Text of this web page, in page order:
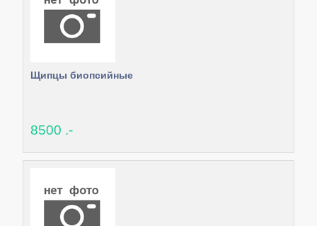
Щипцы биопсийные
8500 .-